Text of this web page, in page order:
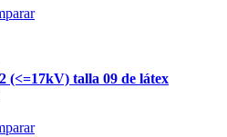
(<=17kV) talla 09 de látex